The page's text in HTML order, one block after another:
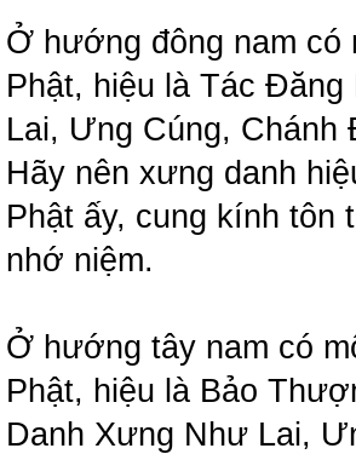
Ở hướng đông nam có
Phật, hiệu là Tác Đăng
Lai, Ưng Cúng, Chánh
Hãy nên xưng danh
Phật ấy, cung kính tôn
nhớ niệm.
Ở hướng tây nam có
Phật, hiệu là Bảo
Danh Xưng Như Lai,